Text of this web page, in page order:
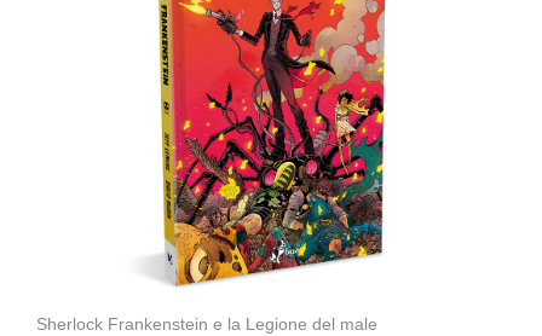
Sherlock Frankenstein e la Legione del male